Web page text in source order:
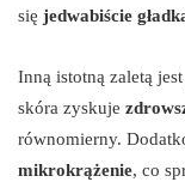
się jedwabiście
Inną istotną zaletą jest
skóra zyskuje
równomierny.
mikrokrążenie, co